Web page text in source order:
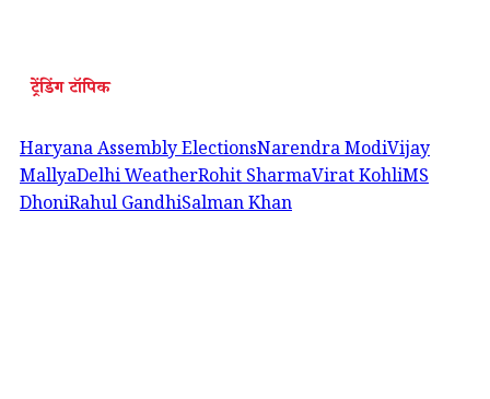
ट्रेंडिंग टॉपिक
Haryana Assembly ElectionsNarendra ModiVijay
MallyaDelhi WeatherRohit SharmaVirat KohliMS
DhoniRahul GandhiSalman Khan